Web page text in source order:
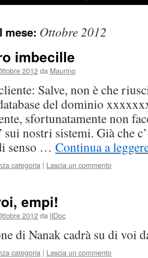
mese: Ottobre 2012
imbecille
2012da Maurino
Salve, non è che
del dominio
sfortunatamente non
nostri sistemi. Già che
senso … Continua a
categoria | Lascia un commento
empi!
2012da IlDoc
di Nanak cadrà su di voi
categoria | Lascia un commento